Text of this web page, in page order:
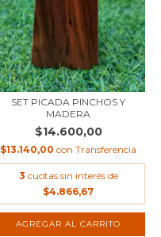
SET PICADA PINCHOS Y
MADERA
$14.600,00
$13.140,00 con Transferencia
3 cuotas sin interés de
$4.866,67